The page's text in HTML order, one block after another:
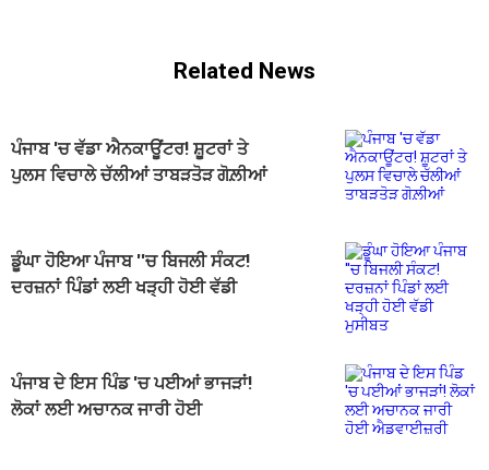
Related News
ਪੰਜਾਬ 'ਚ ਵੱਡਾ ਐਨਕਾਊਂਟਰ! ਸ਼ੂਟਰਾਂ ਤੇ
ਪੁਲਸ ਵਿਚਾਲੇ ਚੱਲੀਆਂ ਤਾਬੜਤੋੜ ਗੋਲ਼ੀਆਂ
ਡੂੰਘਾ ਹੋਇਆ ਪੰਜਾਬ ''ਚ ਬਿਜਲੀ ਸੰਕਟ!
ਦਰਜ਼ਨਾਂ ਪਿੰਡਾਂ ਲਈ ਖੜ੍ਹੀ ਹੋਈ ਵੱਡੀ
ਪੰਜਾਬ ਦੇ ਇਸ ਪਿੰਡ 'ਚ ਪਈਆਂ ਭਾਜੜਾਂ!
ਲੋਕਾਂ ਲਈ ਅਚਾਨਕ ਜਾਰੀ ਹੋਈ